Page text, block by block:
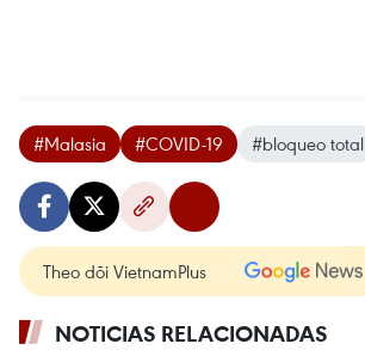
#Malasia #COVID-19 #bloqueo total
Theo dõi VietnamPlus
NOTICIAS RELACIONADAS